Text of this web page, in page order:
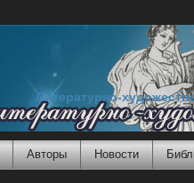
Литературно-
Авторы Новости